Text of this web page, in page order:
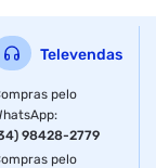
Televendas
pelo
:
98428-2779
pelo